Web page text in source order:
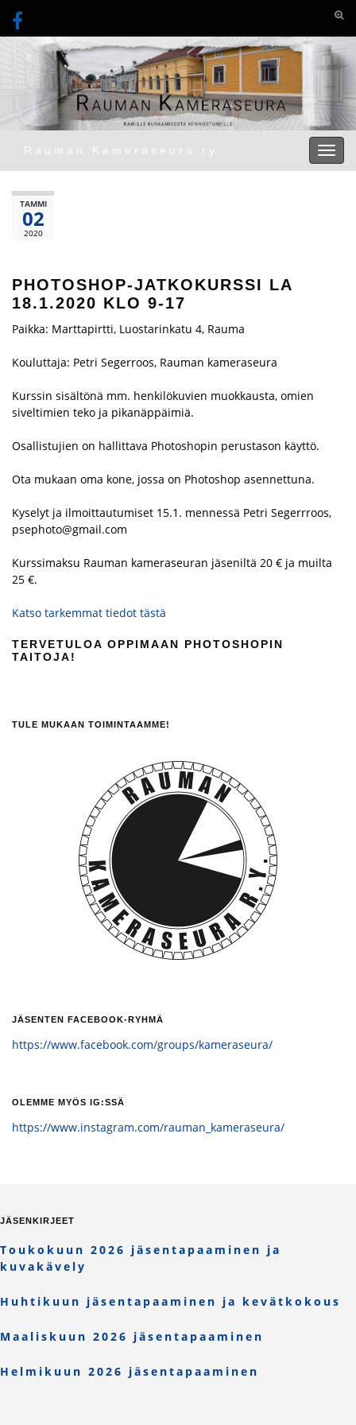
Rauman Kameraseura ry
TAMMI
02
2020
PHOTOSHOP-JATKOKURSSI LA
18.1.2020 KLO 9-17
Paikka: Marttapirtti, Luostarinkatu 4, Rauma
Kouluttaja: Petri Segerroos, Rauman kameraseura
Kurssin sisältönä mm. henkilökuvien muokkausta, omien
siveltimien teko ja pikanäppäimiä.
Osallistujien on hallittava Photoshopin perustason käyttö.
Ota mukaan oma kone, jossa on Photoshop asennettuna.
Kyselyt ja ilmoittautumiset 15.1. mennessä Petri Segerrroos,
psephoto@gmail.com
Kurssimaksu Rauman kameraseuran jäseniltä 20 € ja muilta
25 €.
Katso tarkemmat tiedot tästä
TERVETULOA OPPIMAAN PHOTOSHOPIN
TAITOJA!
TULE MUKAAN TOIMINTAAMME!
JÄSENTEN FACEBOOK-RYHMÄ
https://www.facebook.com/groups/kameraseura/
OLEMME MYÖS IG:SSÄ
https://www.instagram.com/rauman_kameraseura/
JÄSENKIRJEET
Toukokuun 2026 jäsentapaaminen ja
kuvakävely
Huhtikuun jäsentapaaminen ja kevätkokous
Maaliskuun 2026 jäsentapaaminen
Helmikuun 2026 jäsentapaaminen